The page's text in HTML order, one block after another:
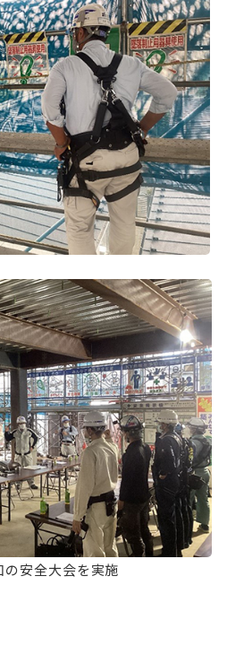
の安全大会を実施